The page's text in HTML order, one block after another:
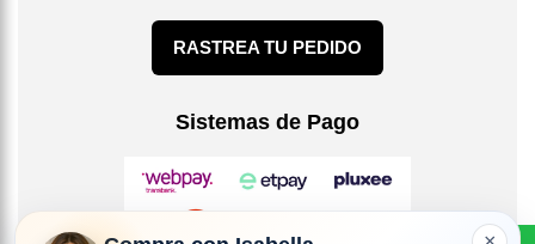
RASTREA TU PEDIDO
Sistemas de Pago